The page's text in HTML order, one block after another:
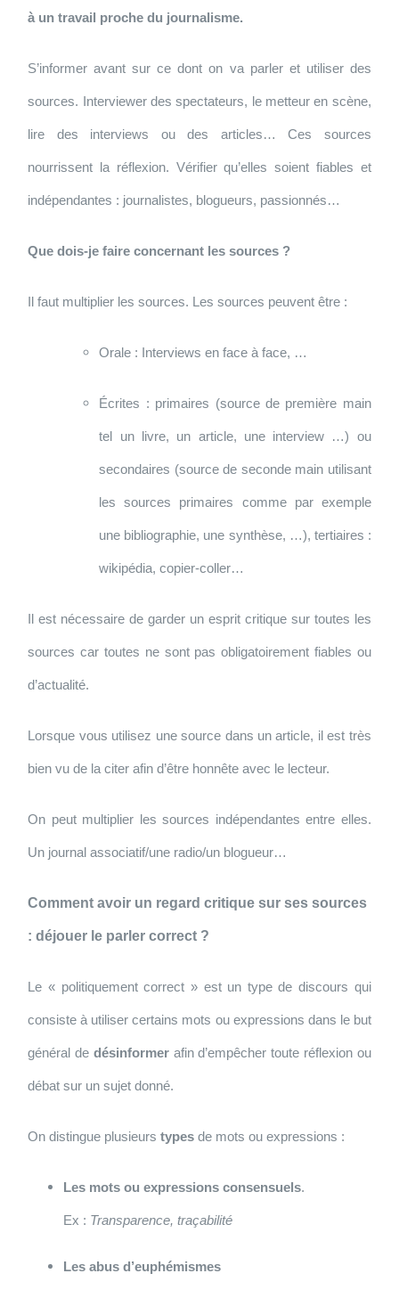
à un travail proche du journalisme.
S’informer avant sur ce dont on va parler et utiliser des
sources. Interviewer des spectateurs, le metteur en scène,
lire des interviews ou des articles… Ces sources
nourrissent la réflexion. Vérifier qu’elles soient fiables et
indépendantes : journalistes, blogueurs, passionnés…
Que dois-je faire concernant les sources ?
Il faut multiplier les sources. Les sources peuvent être :
Orale : Interviews en face à face, …
Écrites : primaires (source de première main
tel un livre, un article, une interview …) ou
secondaires (source de seconde main utilisant
les sources primaires comme par exemple
une bibliographie, une synthèse, …), tertiaires :
wikipédia, copier-coller…
Il est nécessaire de garder un esprit critique sur toutes les
sources car toutes ne sont pas obligatoirement fiables ou
d’actualité.
Lorsque vous utilisez une source dans un article, il est très
bien vu de la citer afin d’être honnête avec le lecteur.
On peut multiplier les sources indépendantes entre elles.
Un journal associatif/une radio/un blogueur…
Comment avoir un regard critique sur ses sources
: déjouer le parler correct ?
Le « politiquement correct » est un type de discours qui
consiste à utiliser certains mots ou expressions dans le but
général de désinformerafin d’empêcher toute réflexion ou
débat sur un sujet donné.
On distingue plusieurstypes de mots ou expressions :
Les mots ou expressions consensuels.
Ex : Transparence, traçabilité
Les abus d’euphémismes